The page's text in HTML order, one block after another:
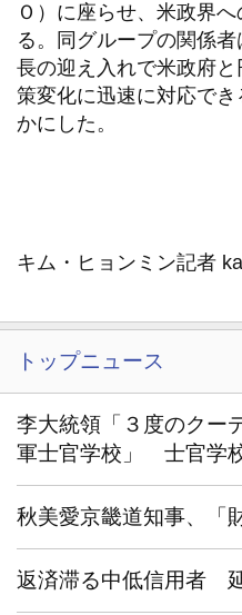
Ｏ）に座らせ、米政界
る。同グループの関係
長の迎え入れで米政府
策変化に迅速に対応で
かにした。
キム・ヒョンミン記者
トップニュース
李大統領「３度のクー
軍士官学校」 士官学
秋美愛京畿道知事、「
返済滞る中低信用者